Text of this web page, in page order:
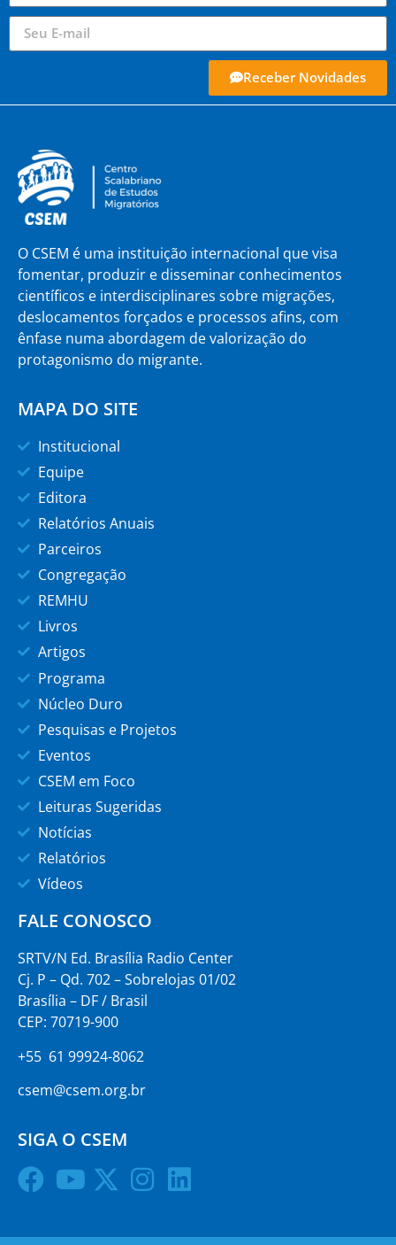
Receber Novidades
O CSEM é uma instituição internacional que visa
fomentar, produzir e disseminar conhecimentos
científicos e interdisciplinares sobre migrações,
deslocamentos forçados e processos afins, com
ênfase numa abordagem de valorização do
protagonismo do migrante.
MAPA DO SITE
Institucional
Equipe
Editora
Relatórios Anuais
Parceiros
Congregação
REMHU
Livros
Artigos
Programa
Núcleo Duro
Pesquisas e Projetos
Eventos
CSEM em Foco
Leituras Sugeridas
Notícias
Relatórios
Vídeos
FALE CONOSCO
SRTV/N Ed. Brasília Radio Center
Cj. P – Qd. 702 – Sobrelojas 01/02
Brasília – DF / Brasil
CEP: 70719-900
+55 61 99924-8062
csem@csem.org.br
SIGA O CSEM